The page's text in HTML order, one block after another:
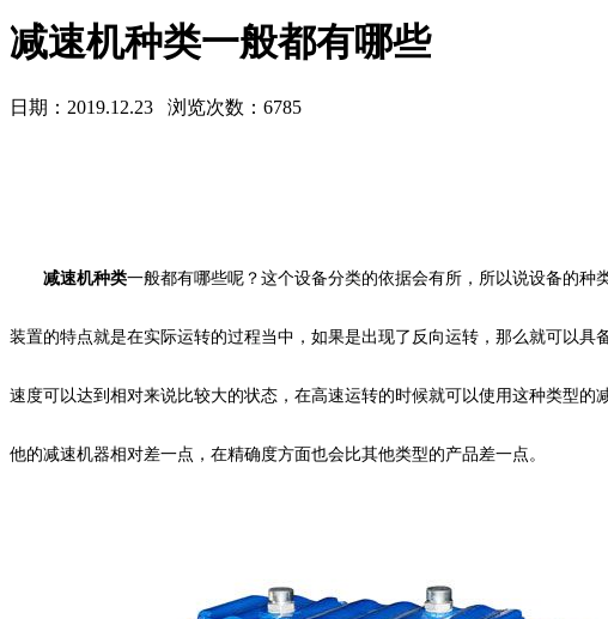
减速机种类一般都有哪些
日期：2019.12.23 浏览次数：6785
减速机种类一般都有哪些呢？这个设备分类的依据会有所，所以说设备的
装置的特点就是在实际运转的过程当中，如果是出现了反向运转，那么就可以
速度可以达到相对来说比较大的状态，在高速运转的时候就可以使用这种类型
他的减速机器相对差一点，在精确度方面也会比其他类型的产品差一点。